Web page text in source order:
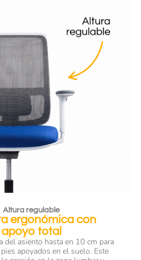
Altura regulable
ergonómica con
apoyo total
del asiento hasta en 10 cm para
apoyados en el suelo. Este